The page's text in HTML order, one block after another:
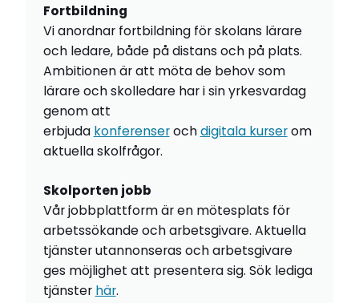
Fortbildning
Vi anordnar fortbildning för skolans lärare
och ledare, både på distans och på plats.
Ambitionen är att möta de behov som
lärare och skolledare har i sin yrkesvardag
genom att
erbjuda konferenserochdigitala kurserom
aktuella skolfrågor.
Skolporten jobb
Vår jobbplattform är en mötesplats för
arbetssökande och arbetsgivare. Aktuella
tjänster utannonseras och arbetsgivare
ges möjlighet att presentera sig. Sök lediga
tjänster här.